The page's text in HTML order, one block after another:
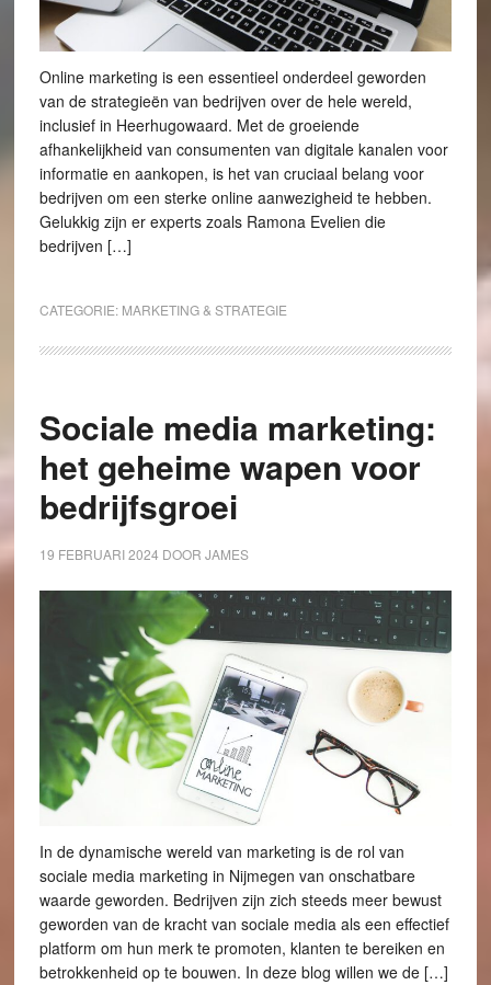
Online marketing is een essentieel onderdeel geworden
van de strategieën van bedrijven over de hele wereld,
inclusief in Heerhugowaard. Met de groeiende
afhankelijkheid van consumenten van digitale kanalen voor
informatie en aankopen, is het van cruciaal belang voor
bedrijven om een sterke online aanwezigheid te hebben.
Gelukkig zijn er experts zoals Ramona Evelien die
bedrijven […]
CATEGORIE: MARKETING & STRATEGIE
Sociale media marketing:
het geheime wapen voor
bedrijfsgroei
19 FEBRUARI 2024 DOOR JAMES
In de dynamische wereld van marketing is de rol van
sociale media marketing in Nijmegen van onschatbare
waarde geworden. Bedrijven zijn zich steeds meer bewust
geworden van de kracht van sociale media als een effectief
platform om hun merk te promoten, klanten te bereiken en
betrokkenheid op te bouwen. In deze blog willen we de […]